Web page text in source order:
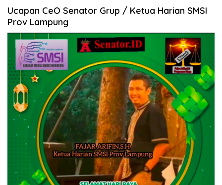
Ucapan CeO Senator Grup / Ketua Harian SMSI
Prov Lampung